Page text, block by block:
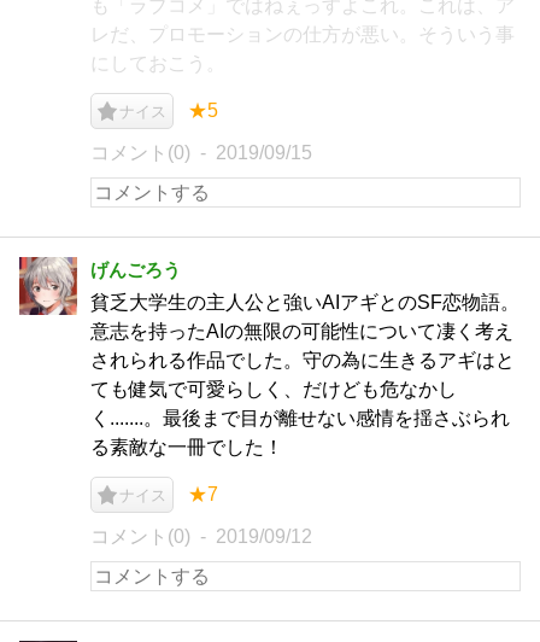
も「ラブコメ」ではねぇっすよこれ。これは、ア
レだ、プロモーションの仕方が悪い。そういう事
にしておこう。
ナイス ★5
コメント(0) 2019/09/15
げんごろう
貧乏大学生の主人公と強いAIアギとのSF恋物語。
意志を持ったAIの無限の可能性について凄く考え
されられる作品でした。守の為に生きるアギはと
ても健気で可愛らしく、だけども危なかし
く.......。最後まで目が離せない感情を揺さぶられ
る素敵な一冊でした！
ナイス ★7
コメント(0) 2019/09/12